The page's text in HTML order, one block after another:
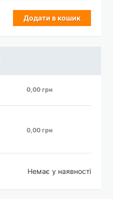
Додати в кошик
0,00 грн
0,00 грн
Немає у наявності